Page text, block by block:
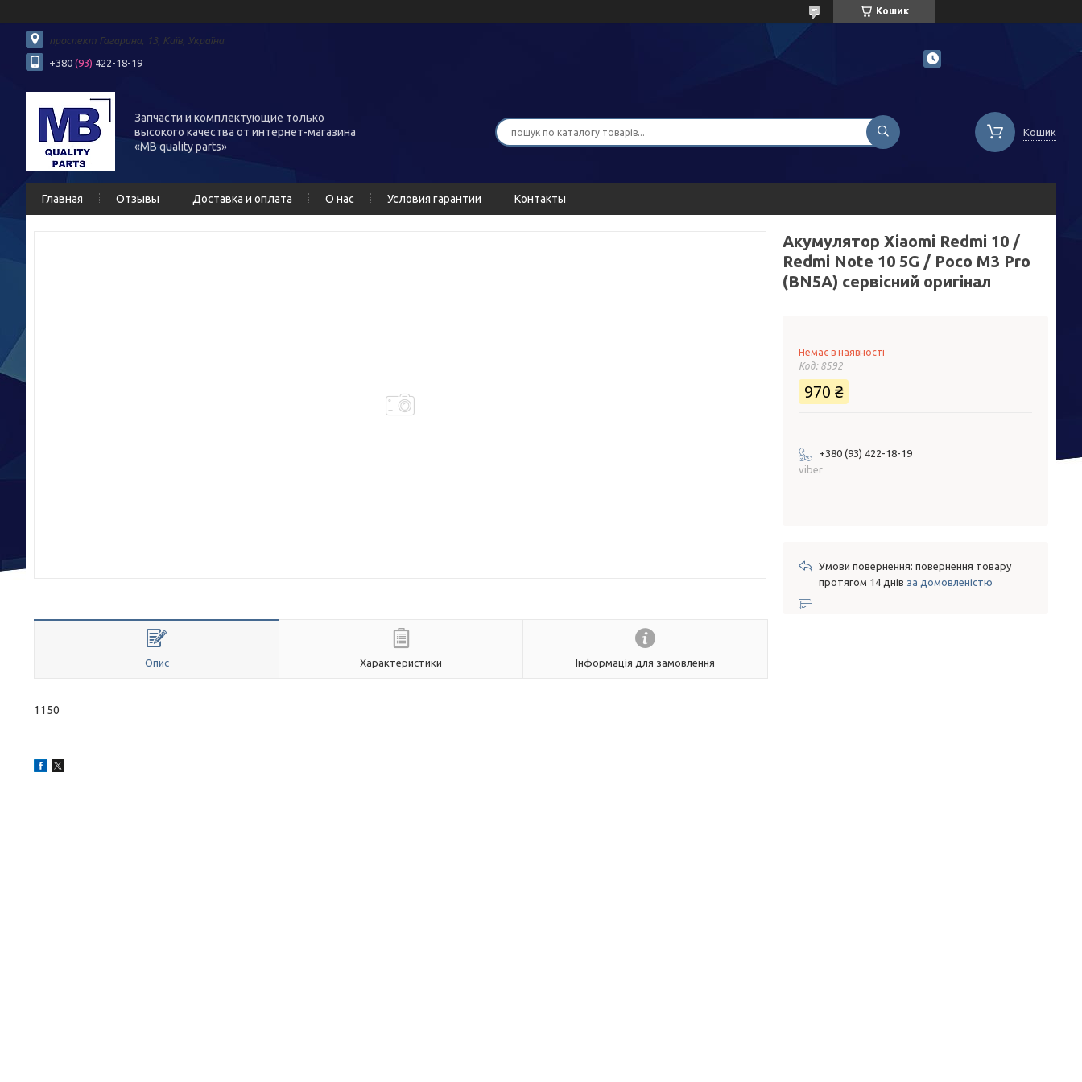
Кошик
проспект Гагарина, 13, Київ, Україна
+380 (93) 422-18-19
Запчасти и комплектующие только
высокого качества от интернет-магазина
«MB quality parts»
Кошик
Главная Отзывы Доставка и оплата О нас Условия гарантии Контакты
Опис Характеристики Інформація для замовлення
1150
Акумулятор Xiaomi Redmi 10 /
Redmi Note 10 5G / Poco M3 Pro
(BN5A) сервісний оригінал
Немає в наявності
Код: 8592
970 ₴
+380 (93) 422-18-19
viber
повернення товару
протягом 14 днів за домовленістю